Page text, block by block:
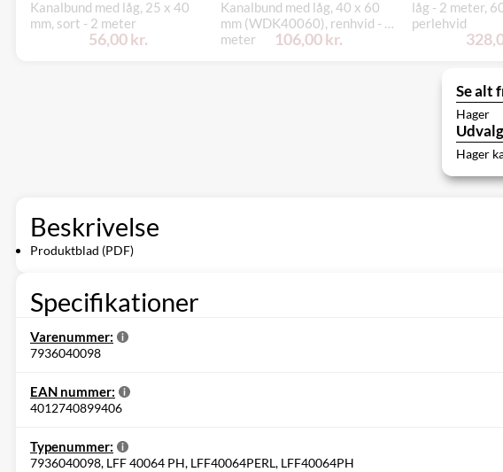
Kanalbund med låg, 25 x 40
mm, sort - 2 meter
56,00 kr.
Kanalbund med låg, 40 x 60
mm (WDK40060), renhvid - 2
meter
106,00 kr.
låg - 2 meter,
perlehvid
Se alt
Hager
Hager
Beskrivelse
Produktblad (PDF)
Specifikationer
Varenummer:
7936040098
EAN nummer:
4012740899406
Typenummer:
7936040098, LFF 40064 PH, LFF40064PERL, LFF40064PH